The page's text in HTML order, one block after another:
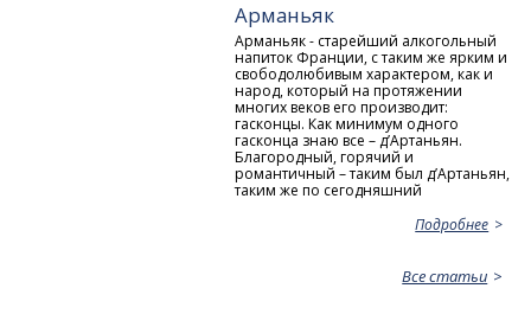
Арманьяк
Арманьяк - старейший алкогольный
напиток Франции, с таким же ярким и
свободолюбивым характером, как и
народ, который на протяжении
многих веков его производит:
гасконцы. Как минимум одного
гасконца знаю все – д’Артаньян.
Благородный, горячий и
романтичный – таким был д’Артаньян,
таким же по сегодняшний
Подробнее
Все статьи